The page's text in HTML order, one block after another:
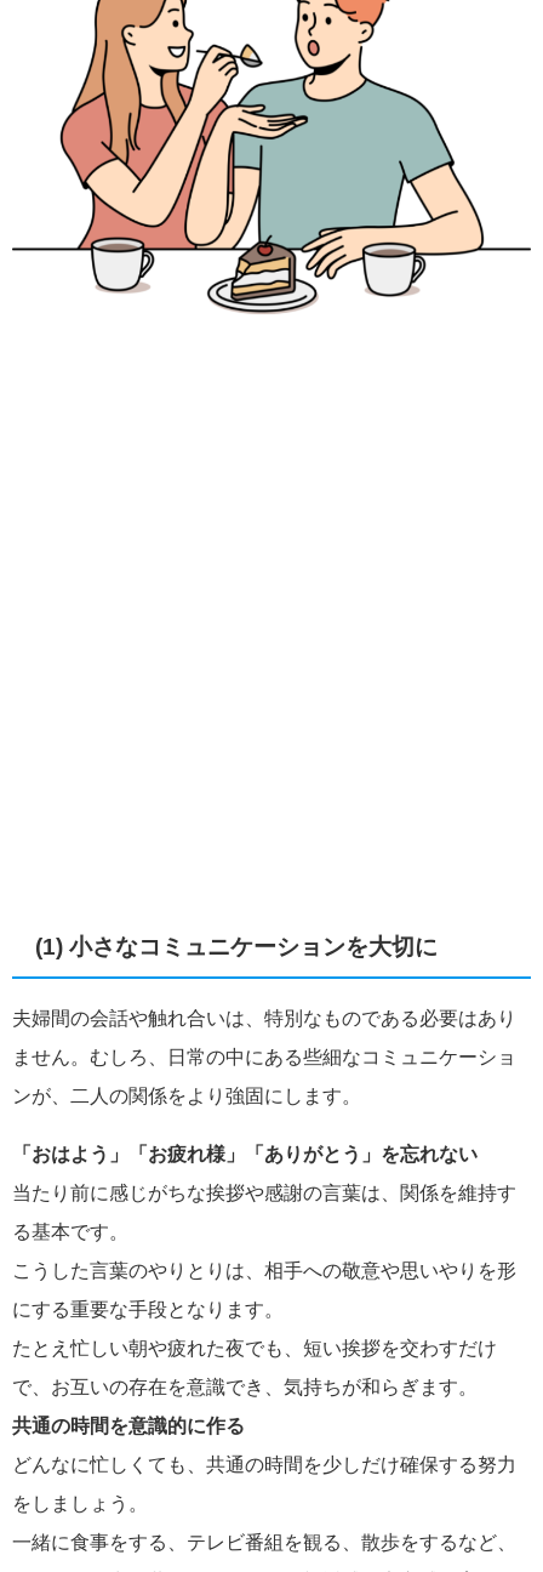
(1) 小さなコミュニケーションを大切に
夫婦間の会話や触れ合いは、特別なものである必要はあり
ません。むしろ、日常の中にある些細なコミュニケーショ
ンが、二人の関係をより強固にします。
「おはよう」「お疲れ様」「ありがとう」を忘れない
当たり前に感じがちな挨拶や感謝の言葉は、関係を維持す
る基本です。
こうした言葉のやりとりは、相手への敬意や思いやりを形
にする重要な手段となります。
たとえ忙しい朝や疲れた夜でも、短い挨拶を交わすだけ
で、お互いの存在を意識でき、気持ちが和らぎます。
共通の時間を意識的に作る
どんなに忙しくても、共通の時間を少しだけ確保する努力
をしましょう。
一緒に食事をする、テレビ番組を観る、散歩をするなど、